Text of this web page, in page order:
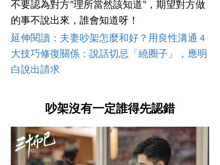
不要認為對方”理所當然該知道”，期望對方做
的事不說出來，誰會知道呀！
延伸閱讀：夫妻吵架怎麼和好？用良性溝通 4
大技巧修復關係：說話切忌「繞圈子」，應明
白說出請求
吵架沒有一定誰得先認錯